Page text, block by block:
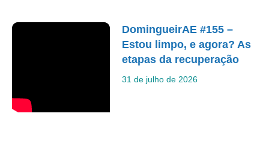
DomingueirAE #155 –
Estou limpo, e agora? As
etapas da recuperação
31 de julho de 2026